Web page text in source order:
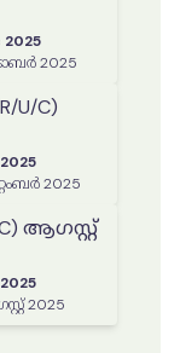
2025
ഉപഭോക്തൃ വില സൂചിക (R/U/C) ഒക്ടോബർ 2025
C)
2025
2025
ആഗസ്റ്റ്
2025
ഉപഭോക്തൃ വില സൂചിക (R/U/C) ആഗസ്റ്റ് 2025